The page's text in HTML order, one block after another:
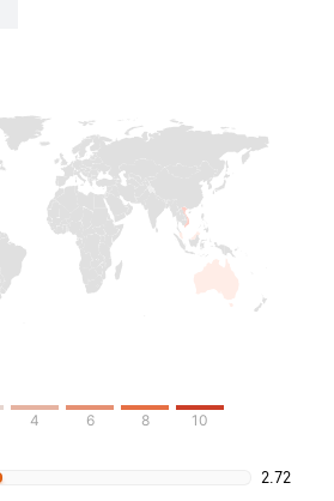
4 6 8 10
2.72